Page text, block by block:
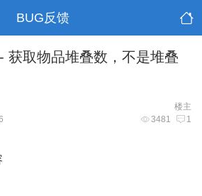
BUG反馈
获取物品堆叠数，不是堆叠
楼主
3481 1